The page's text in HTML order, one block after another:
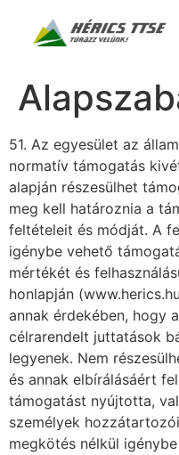
51. Az egyesület az
normatív támogatás
alapján részesülhet
meg kell határoznia a
feltételeit és módját. A
igénybe vehető
mértékét és
honlapján
annak érdekében, hogy
célrarendelt juttatások
legyenek. Nem
és annak elbírálásáért
támogatást nyújtotta,
személyek
megkötés nélkül